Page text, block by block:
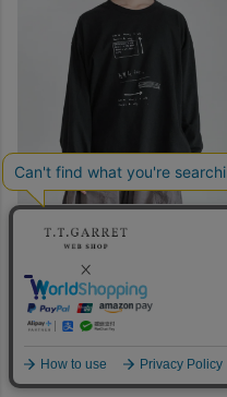
ARTE POVERA アルテポーヴェ
ギルダン RE-「message」ロン
T(26SS)
8,800税込
SOLD OUT